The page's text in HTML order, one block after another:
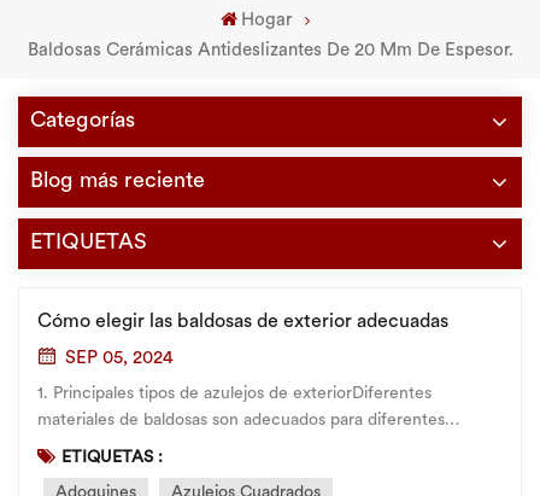
Hogar
Baldosas Cerámicas Antideslizantes De 20 Mm De Espesor.
Categorías
Blog más reciente
ETIQUETAS
Cómo elegir las baldosas de exterior adecuadas
SEP 05, 2024
1. Principales tipos de azulejos de exteriorDiferentes
materiales de baldosas son adecuados para diferentes
ambientes exteriores. Los siguientes son tipos comunes de
ETIQUETAS :